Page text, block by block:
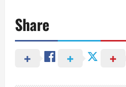
Share